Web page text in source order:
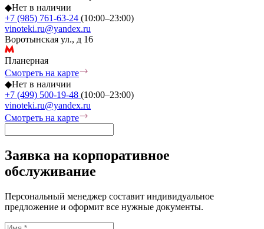
◆Нет в наличии
+7 (985) 761-63-24 (10:00–23:00)
vinoteki.ru@yandex.ru
Воротынская ул., д 16
Планерная
Смотреть на карте
◆Нет в наличии
+7 (499) 500-19-48 (10:00–23:00)
vinoteki.ru@yandex.ru
Смотреть на карте
Заявка на корпоративное
обслуживание
Персональный менеджер составит индивидуальное
предложение и оформит все нужные документы.